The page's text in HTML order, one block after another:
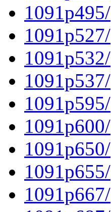
1091p495/
1091p527/
1091p532/
1091p537/
1091p595/
1091p600/
1091p650/
1091p655/
1091p667/